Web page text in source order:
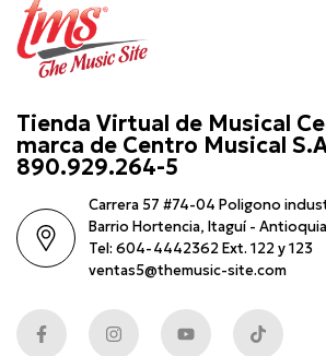
Tienda Virtual de Musical
marca de Centro Musical
890.929.264-5
Carrera 57 #74-04 Poligono
Barrio Hortencia, Itaguí - Antioquia
Tel: 604-4442362 Ext. 122 y 123
ventas5@themusic-site.com